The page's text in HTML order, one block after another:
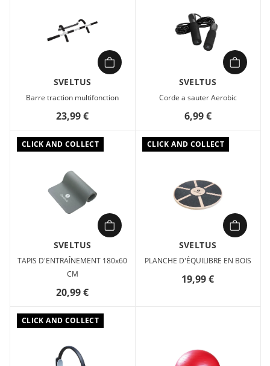
SVELTUS
Barre traction multifonction
23,99 €
SVELTUS
Corde a sauter Aerobic
6,99 €
CLICK AND COLLECT
SVELTUS
TAPIS D'ENTRAÎNEMENT 180x60
CM
20,99 €
CLICK AND COLLECT
SVELTUS
PLANCHE D'ÉQUILIBRE EN BOIS
19,99 €
CLICK AND COLLECT